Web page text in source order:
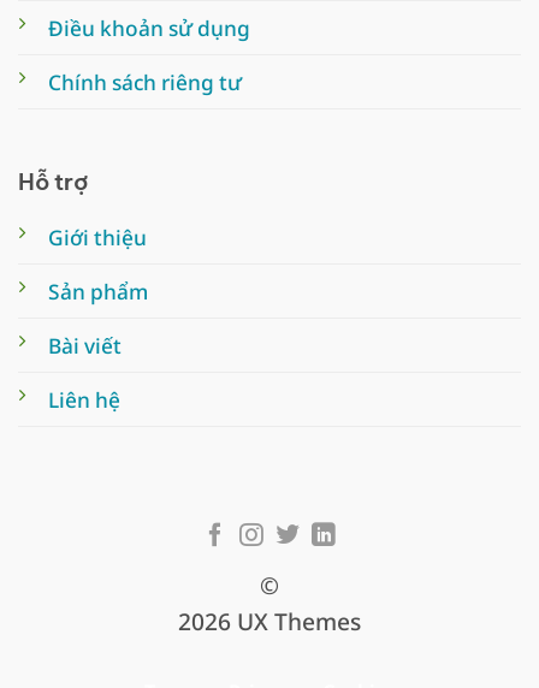
Điều khoản sử dụng
Chính sách riêng tư
Hỗ trợ
Giới thiệu
Sản phẩm
Bài viết
Liên hệ
©
2026 UX Themes